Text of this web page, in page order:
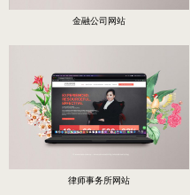
金融公司网站
律师事务所网站